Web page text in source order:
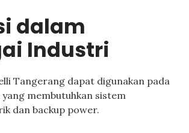
dalam
Industri
Tangerang dapat digunakan pada
membutuhkan sistem
dan backup power.